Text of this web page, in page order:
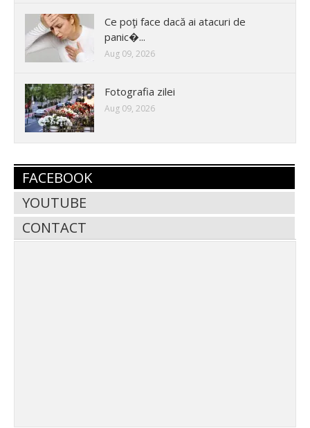
Ce poţi face dacă ai atacuri de
panic�...
Aug 09, 2026
Fotografia zilei
Aug 09, 2026
FACEBOOK
YOUTUBE
CONTACT